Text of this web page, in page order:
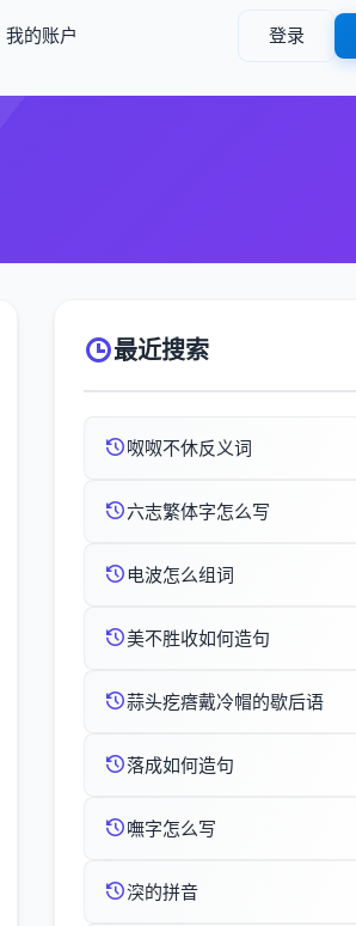
我的账户 登录
最近搜索
呶呶不休反义词
六志繁体字怎么写
电波怎么组词
美不胜收如何造句
蒜头疙瘩戴冷帽的歇后语
落成如何造句
嘸字怎么写
湥的拼音